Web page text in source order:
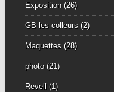
Exposition(26)
GB les colleurs(2)
Maquettes(28)
photo(21)
Revell(1)